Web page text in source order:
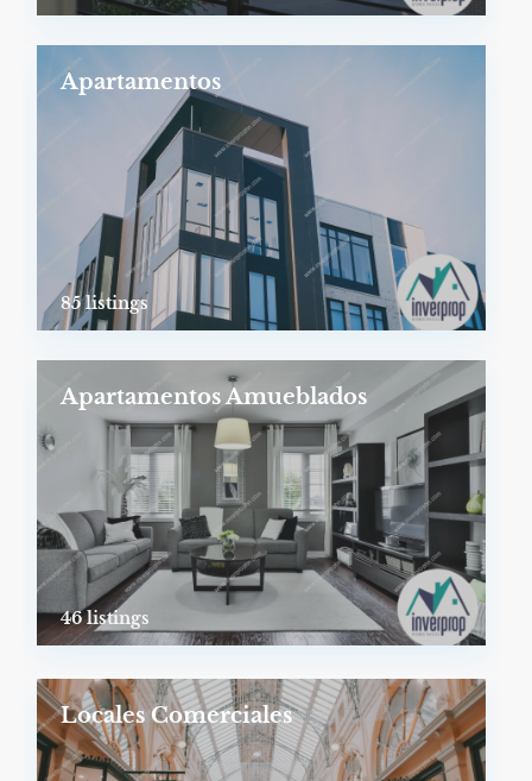
Apartamentos
85 listings
Apartamentos Amueblados
46 listings
Locales Comerciales